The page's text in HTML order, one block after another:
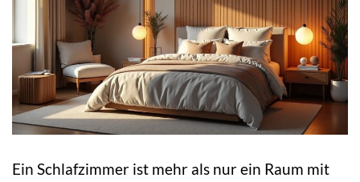
Ein Schlafzimmer ist mehr als nur ein Raum mit